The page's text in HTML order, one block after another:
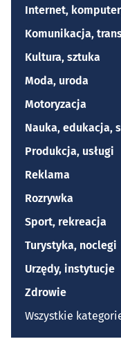
Internet,
Komunikacja,
Kultura, sztuka
Moda, uroda
Motoryzacja
Nauka, edukacja,
Produkcja, usługi
Reklama
Rozrywka
Sport, rekreacja
Turystyka, noclegi
Urzędy, instytucje
Zdrowie
Wszystkie